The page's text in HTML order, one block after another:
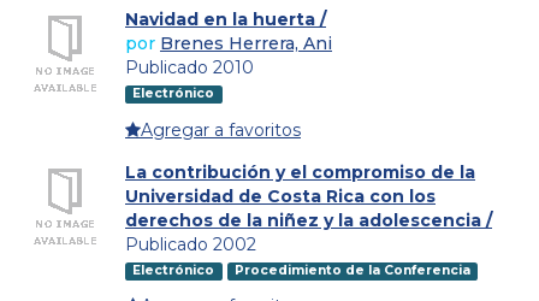
Navidad en la huerta /
por Brenes Herrera, Ani
Publicado 2010
Electrónico
Agregar a favoritos
La contribución y el compromiso de la
Universidad de Costa Rica con los
derechos de la niñez y la adolescencia /
Publicado 2002
Electrónico Procedimiento de la Conferencia